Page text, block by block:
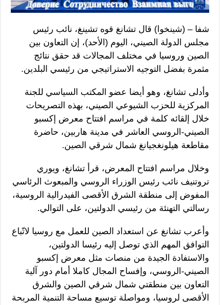
شفا – (شينخوا) قال تشانغ قوه تشينغ، نائب رئيس
مجلس الدولة الصيني، اليوم (الأحد)، إن التعاون بين
الصين وروسيا في مختلف المجالات قد حقق نتائج
مثمرة بفضل التوجيه الاستراتيجي من رئيسي البلدين.
وأدلى تشانغ، وهو أيضا عضو المكتب السياسي للجنة
المركزية للحزب الشيوعي الصيني، بهذه التصريحات
خلال إلقائه كلمة في مراسم افتتاح معرض إكسبو
الصيني-الروسي العاشر في مدينة هاربين، حاضرة
مقاطعة هيلونغجيانغ شمال شرقي الصين.
وخلال مراسم افتتاح المعرض، قرأ تشانغ، ويوري
تروتنيف نائب رئيس الوزراء الروسي والمبعوث الرئاسي
المفوض إلى منطقة الشرق الأقصى الفيدرالية الروسية،
رسالتي التهنئة من رئيسي الدولتين، على التوالي.
وأعرب تشانغ عن استعداد الصين للعمل مع روسيا لاتّباع
التوافق المهم الذي توصل إليه رئيسا الدولتين،
والاستفادة الجيدة من منصات مثل معرض إكسبو
الصيني-الروسي، وإفساح المجال كاملا أمام دور آلية
التعاون بين منطقتي شمال شرقي الصين والشرق
الأقصى لروسيا، ومواصلة توسيع مساحة التنمية المربحة